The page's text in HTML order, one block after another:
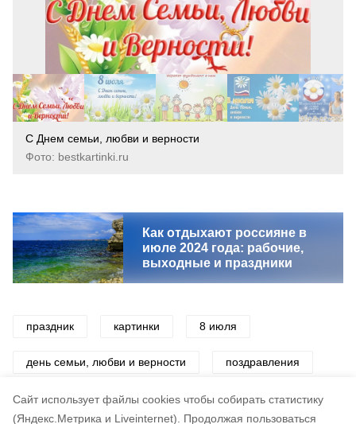
Cайт использует файлы cookies чтобы собирать статистику
(Яндекс.Метрика и Liveinternet).
Продолжая пользоваться
С Днем семьи, любви и верности
Фото: bestkartinki.ru
Как отдыхают россияне в
июле 2024 года: рабочие,
выходные и праздники
праздник картинки 8 июля
день семьи, любви и верности поздравления
открытки семья